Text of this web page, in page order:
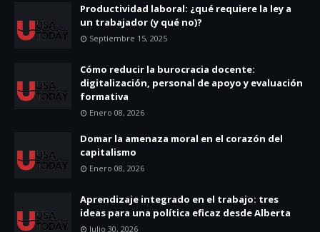
Productividad laboral: ¿qué requiere la ley a
un trabajador (y qué no)?
Septiembre 15, 2025
Cómo reducir la burocracia docente:
digitalización, personal de apoyo y evaluación
formativa
Enero 08, 2026
Domar la amenaza moral en el corazón del
capitalismo
Enero 08, 2026
Aprendizaje integrado en el trabajo: tres
ideas para una política eficaz desde Alberta
Julio 30, 2026